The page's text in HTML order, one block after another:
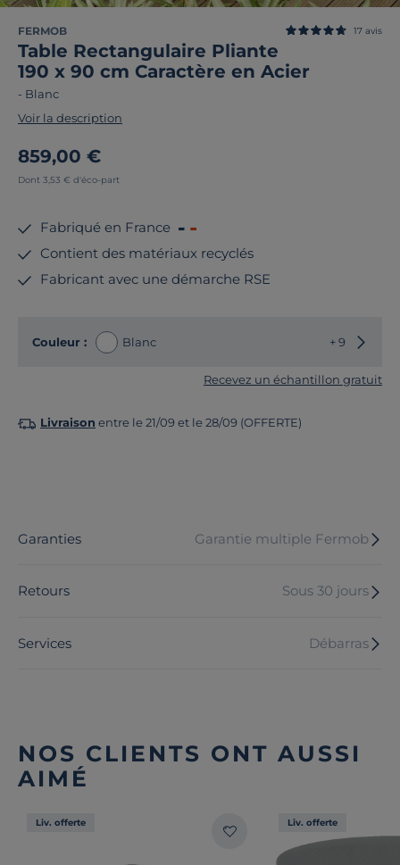
FERMOB
Table Rectangulaire Pliante
190 x 90 cm Caractère en Acier
- Blanc
17 avis
Voir la description
859,00 €
Dont 3,53 € d'éco-part
Fabriqué en France
Contient des matériaux recyclés
Fabricant avec une démarche RSE
Couleur : Blanc + 9
Recevez un échantillon gratuit
Livraison entre le 21/09 et le 28/09 (OFFERTE)
Garanties Garantie multiple Fermob
Retours Sous 30 jours
Services Débarras
NOS CLIENTS ONT AUSSI
AIMÉ
Liv. offerte Liv. offerte